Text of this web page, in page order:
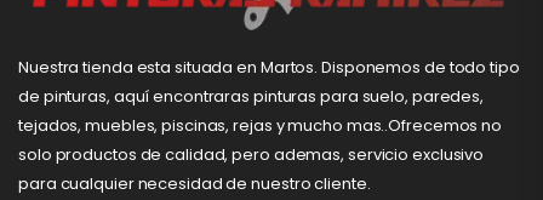
Nuestra tienda esta situada en Martos. Disponemos de todo tipo
de pinturas, aquí encontraras pinturas para suelo, paredes,
tejados, muebles, piscinas, rejas y mucho mas..Ofrecemos no
solo productos de calidad, pero ademas, servicio exclusivo
para cualquier necesidad de nuestro cliente.